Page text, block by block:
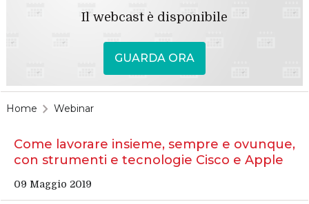
Il webcast è disponibile
GUARDA ORA
Home Webinar
Come lavorare insieme, sempre e ovunque,
con strumenti e tecnologie Cisco e Apple
09 Maggio 2019